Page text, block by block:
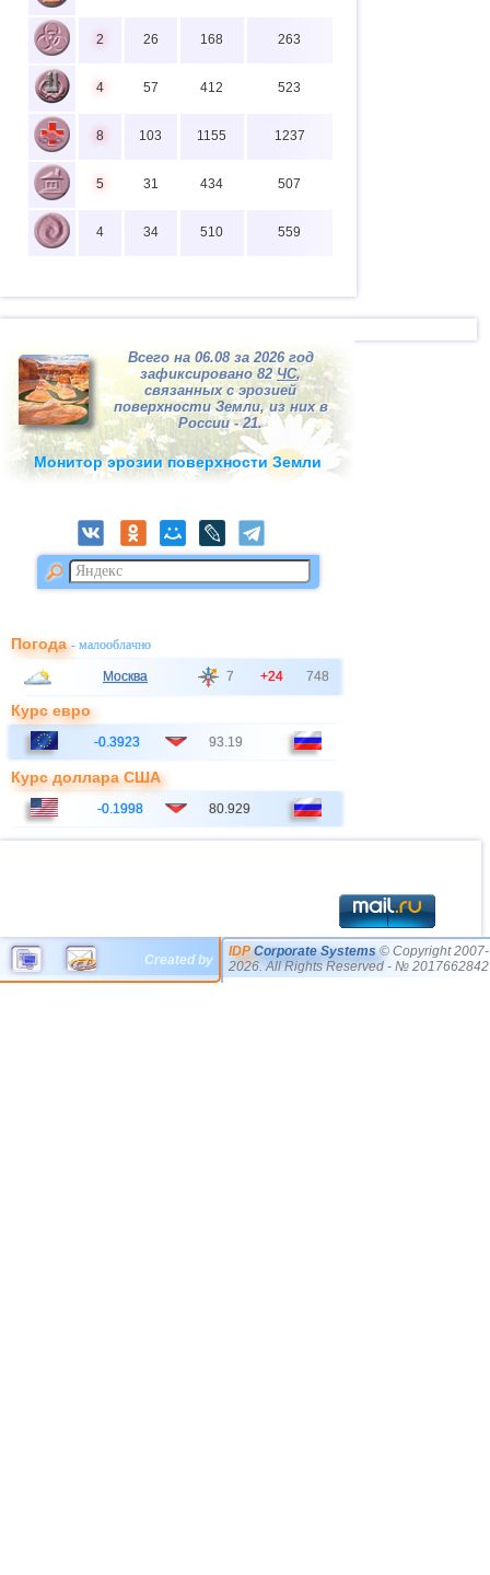
2 26 168 263
4 57 412 523
8 103 1155 1237
5 31 434 507
4 34 510 559
Всего на 06.08 за 2026 год
зафиксировано 82ЧС,
связанных с эрозией
поверхности Земли, из них в
России - 21.
Монитор эрозии поверхности Земли
Погода- малооблачно
Москва 7 +24 748
Курс евро
-0.3923 93.19
Курс доллара США
-0.1998 80.929
Created by
IDP Corporate Systems © Copyright 2007-
2026. All Rights Reserved - № 2017662842